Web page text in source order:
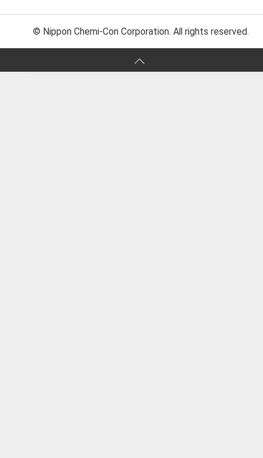
© Nippon Chemi-Con Corporation. All rights reserved.